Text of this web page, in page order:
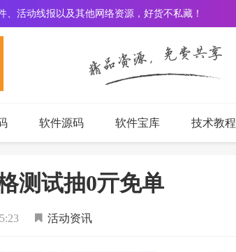
、活动线报以及其他网络资源，好货不私藏！
软件源码 软件宝库 技术教程
测试抽0亓免单
活动资讯